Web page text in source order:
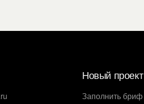
Новый проект
Заполнить бриф